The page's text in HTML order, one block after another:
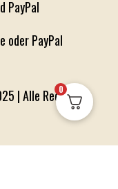
oder PayPal
| Alle Rechte
0